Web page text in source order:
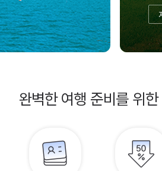
완벽한 여행 준비를 위한